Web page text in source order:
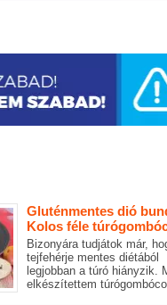
Gluténmentes dió
Kolos féle
Bizonyára tudjátok már,
tejfehérje mentes diétából
legjobban a túró hiányzik.
elkészítettem